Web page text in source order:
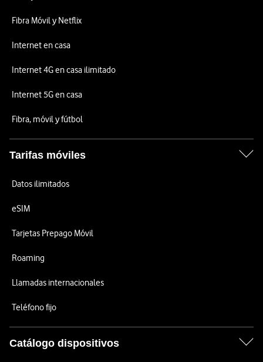
Fibra Móvil y Netflix
Internet en casa
Internet 4G en casa ilimitado
Internet 5G en casa
Fibra, móvil y fútbol
Tarifas móviles
Datos ilimitados
eSIM
Tarjetas Prepago Móvil
Roaming
Llamadas internacionales
Teléfono fijo
Catálogo dispositivos